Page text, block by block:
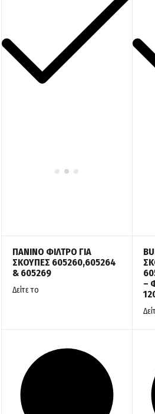
ΠΑΝΙΝΟ ΦΙΛΤΡΟ ΓΙΑ
ΣΚΟΥΠΕΣ 605260,605264
& 605269
Δείτε το
–